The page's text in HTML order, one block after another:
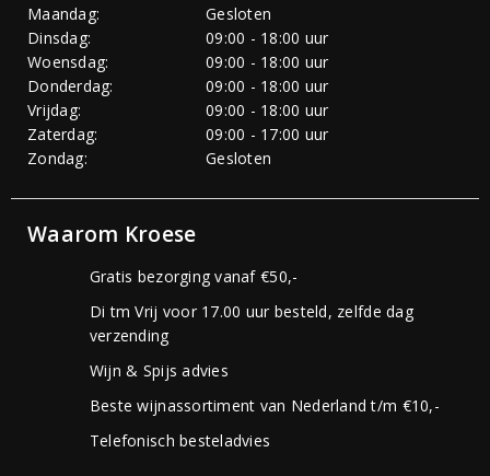
Maandag:
Gesloten
Dinsdag:
09:00 - 18:00 uur
Woensdag:
09:00 - 18:00 uur
Donderdag:
09:00 - 18:00 uur
Vrijdag:
09:00 - 18:00 uur
Zaterdag:
09:00 - 17:00 uur
Zondag:
Gesloten
Waarom Kroese
Gratis bezorging vanaf €50,-
Di tm Vrij voor 17.00 uur besteld, zelfde dag
verzending
Wijn & Spijs advies
Beste wijnassortiment van Nederland t/m €10,-
Telefonisch besteladvies